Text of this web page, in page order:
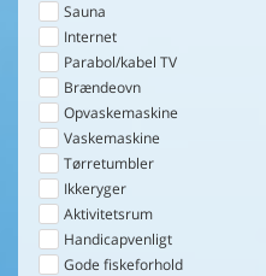
Sauna
Internet
Parabol/kabel TV
Brændeovn
Opvaskemaskine
Vaskemaskine
Tørretumbler
Ikkeryger
Aktivitetsrum
Handicapvenligt
Gode fiskeforhold